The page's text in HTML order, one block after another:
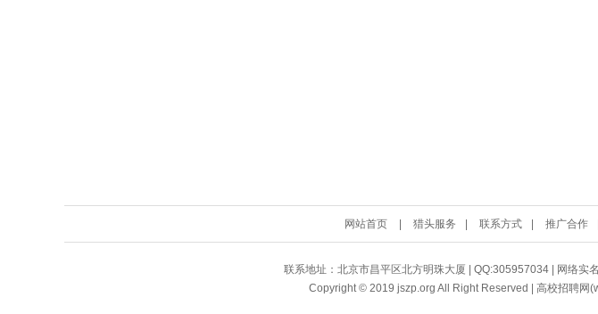
网站首页 猎头服务 联系方式 推广合作
联系地址：北京市昌平区北方明珠大厦 | QQ:305957034 | 网络
Copyright © 2019 jszp.org All Right Reserved | 高校招聘网